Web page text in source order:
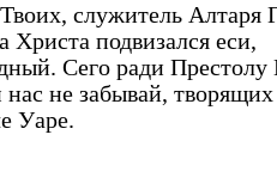
служитель Алтаря
Христа подвизался еси,
Сего ради Престолу
не забывай,
Уаре.